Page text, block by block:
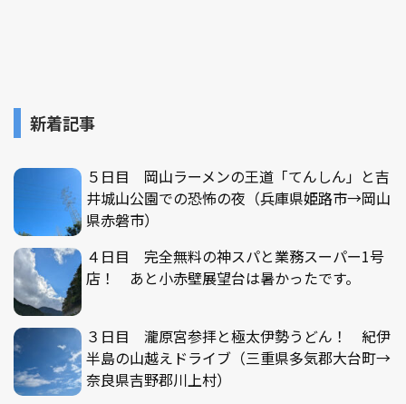
新着記事
５日目 岡山ラーメンの王道「てんしん」と吉
井城山公園での恐怖の夜（兵庫県姫路市→岡山
県赤磐市）
４日目 完全無料の神スパと業務スーパー1号
店！ あと小赤壁展望台は暑かったです。
３日目 瀧原宮参拝と極太伊勢うどん！ 紀伊
半島の山越えドライブ（三重県多気郡大台町→
奈良県吉野郡川上村）